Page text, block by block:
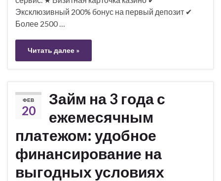
Эксклюзивный 200% бонус на первый депозит ✔
Более 2500 …
Читать далее »
ФЕВ
20
Займ на 3 года с
ежемесячным
платежом: удобное
финансирование на
выгодных условиях